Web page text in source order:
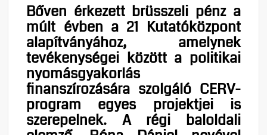
Bőven érkezett brüsszeli pénz a
múlt évben a 21 Kutatóközpont
alapítványához, amelynek
tevékenységei között a politikai
nyomásgyakorlás
finanszírozására szolgáló CERV-
program egyes projektjei is
szerepelnek. A régi baloldali